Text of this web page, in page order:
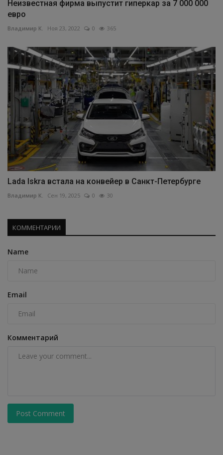
Неизвестная фирма выпустит гиперкар за 7 000 000
евро
Владимир К. Ноя 23, 2022 0 365
Lada Iskra встала на конвейер в Санкт-Петербурге
Владимир К. Сен 19, 2025 0 30
КОММЕНТАРИИ
Name
Email
Комментарий
Post Comment